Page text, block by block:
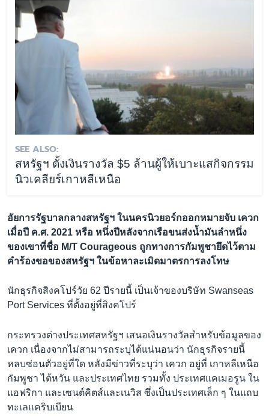
SEE ALSO:
สหรัฐฯ ตั้งเงินรางวัล $5 ล้านผู้ให้เบาะแสกิจกรรม
นิวเคลียร์เกาหลีเหนือ
อัยการรัฐบาลกลางสหรัฐฯ ในนครนิวยอร์กออกหมายจับ เควก
เมื่อปี ค.ศ. 2021 หรือ หนึ่งปีหลังจากเรือขนส่งน้ำมันลำหนึ่ง
ของเขาที่ชื่อ M/T Courageous ถูกทางการกัมพูชายึดไว้ตาม
คำร้องขอของสหรัฐฯ ในข้อหาละเมิดมาตรการลงโทษ
นักธุรกิจสิงคโปร์วัย 62 ปีรายนี้ เป็นเจ้าของบริษัท Swanseas
Port Services ที่ตั้งอยู่ที่สิงคโปร์
กระทรวงต่างประเทศสหรัฐฯ เสนอเงินรางวัลสำหรับข้อมูลของ
เควก เนื่องจากไม่สามารถระบุได้แน่นอนว่า นักธุรกิจรายนี้
หลบซ่อนตัวอยู่ที่ใด หลังมีข่าวที่ระบุว่า เควก อยู่ที่ เกาหลีเหนือ
กัมพูชา ไต้หวัน และประเทศไทย รวมทั้ง ประเทศแคเมอรูน ใน
แอฟริกา และเซนต์คิตส์และเนวิส ซึ่งเป็นประเทศเล็ก ๆ ในแถบ
ทะเลแคริบเบียน